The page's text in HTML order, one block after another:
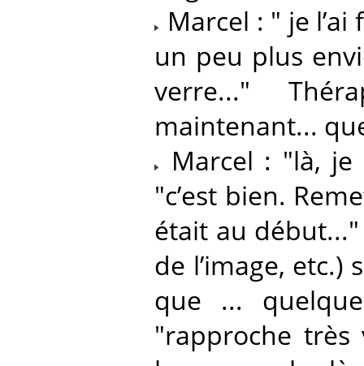
Marcel : " je
un peu plus
verre..."
maintenant...
Marcel : "là, je
"c’est bien.
était au
de l’image, etc.)
que ...
"rapproche